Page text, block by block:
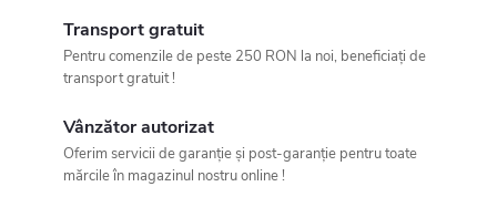
Transport gratuit
Pentru comenzile de peste 250 RON la noi, beneficiați de
transport gratuit !
Vânzător autorizat
Oferim servicii de garanție și post-garanție pentru toate
mărcile în magazinul nostru online !